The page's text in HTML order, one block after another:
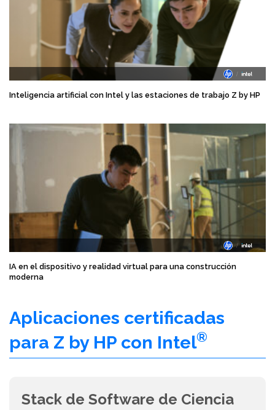
Inteligencia artificial con Intel y las estaciones de trabajo Z by HP
IA en el dispositivo y realidad virtual para una construcción
moderna
Aplicaciones certificadas
para Z by HP con Intel®
Stack de Software de Ciencia